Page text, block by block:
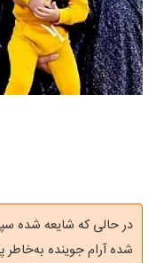
در حالی که شایعه شده
شده آرام جوینده